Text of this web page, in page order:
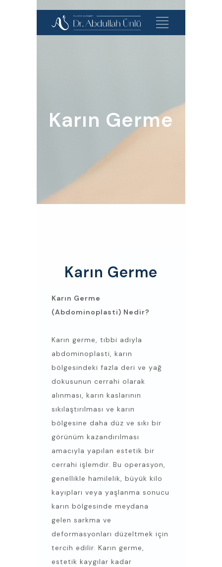
Karın Germe
Karın Germe
Karın Germe
(Abdominoplasti) Nedir?
Karın germe, tıbbi adıyla
abdominoplasti, karın
bölgesindeki fazla deri ve yağ
dokusunun cerrahi olarak
alınması, karın kaslarının
sıkılaştırılması ve karın
bölgesine daha düz ve sıkı bir
görünüm kazandırılması
amacıyla yapılan estetik bir
cerrahi işlemdir. Bu operasyon,
genellikle hamilelik, büyük kilo
kayıpları veya yaşlanma sonucu
karın bölgesinde meydana
gelen sarkma ve
deformasyonları düzeltmek için
tercih edilir. Karın germe,
estetik kaygılar kadar